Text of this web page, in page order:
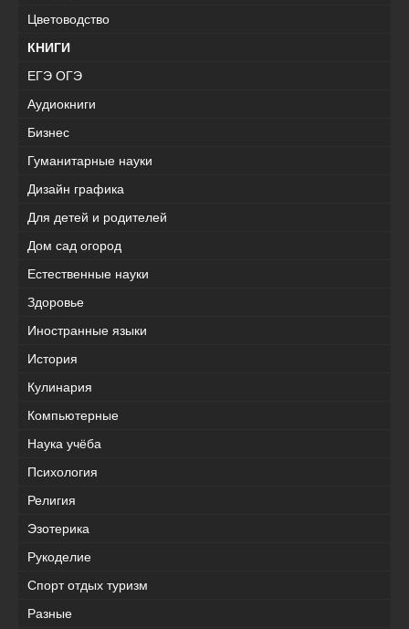
Цветоводство
КНИГИ
ЕГЭ ОГЭ
Аудиокниги
Бизнес
Гуманитарные науки
Дизайн графика
Для детей и родителей
Дом сад огород
Естественные науки
Здоровье
Иностранные языки
История
Кулинария
Компьютерные
Наука учёба
Психология
Религия
Эзотерика
Рукоделие
Спорт отдых туризм
Разные